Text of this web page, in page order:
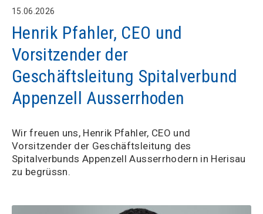
15.06.2026
Henrik Pfahler, CEO und
Vorsitzender der
Geschäftsleitung Spitalverbund
Appenzell Ausserrhoden
Wir freuen uns, Henrik Pfahler, CEO und
Vorsitzender der Geschäftsleitung des
Spitalverbunds Appenzell Ausserrhodern in Herisau
zu begrüssn.